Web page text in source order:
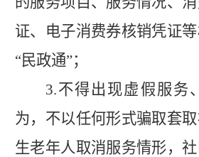
证、电子消费券核销凭证
“民政通”；
3.不得出现虚假服务
为，不以任何形式骗取套
生老年人取消服务情形，